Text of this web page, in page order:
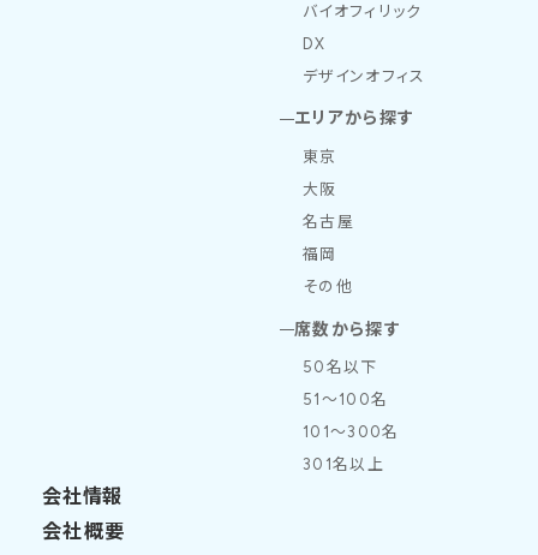
バイオフィリック
DX
デザインオフィス
エリアから探す
東京
大阪
名古屋
福岡
その他
席数から探す
50名以下
51～100名
101～300名
301名以上
会社情報
会社概要